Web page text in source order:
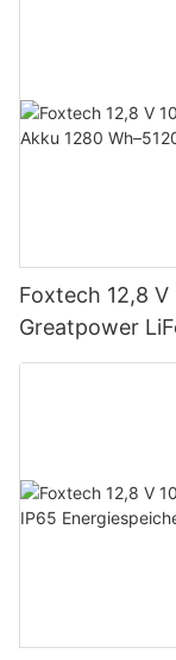
Foxtech 12,8
Greatpower
IP65